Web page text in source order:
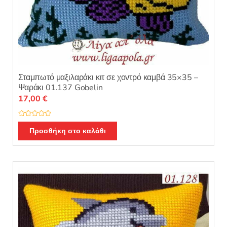
Σταμπωτό μαξιλαράκι κιτ σε χοντρό καμβά 35×35 –
Ψαράκι 01.137 Gobelin
Β
μ
ο
θ
17,00 €
Προσθήκη στο καλάθι